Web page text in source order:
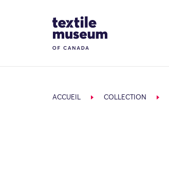
Site Logo
ACCUEIL COLLECTION